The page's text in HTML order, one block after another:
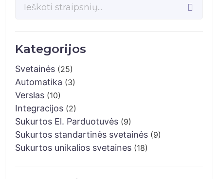
Kategorijos
Svetainės (25)
Automatika (3)
Verslas (10)
Integracijos (2)
Sukurtos El. Parduotuvės (9)
Sukurtos standartinės svetainės (9)
Sukurtos unikalios svetaines (18)